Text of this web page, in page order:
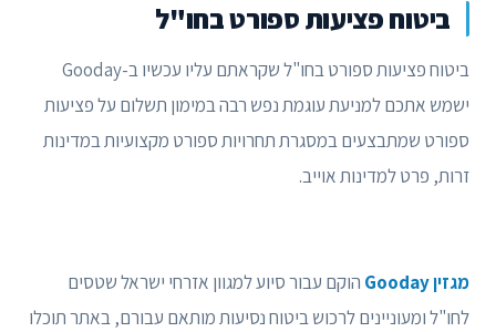
ביטוח פציעות ספורט בחו"ל
ביטוח פציעות ספורט בחו"ל שקראתם עליו עכשיו ב-Gooday
ישמש אתכם למניעת עוגמת נפש רבה במימון תשלום על פציעות
ספורט שמתבצעים במסגרת תחרויות ספורט מקצועיות במדינות
זרות, פרט למדינות אוייב.
מגזין Gooday
הוקם עבור סיוע למגוון אזרחי ישראל שטסים
לחו"ל ומעוניינים לרכוש ביטוח נסיעות מותאם עבורם, באתר תוכלו